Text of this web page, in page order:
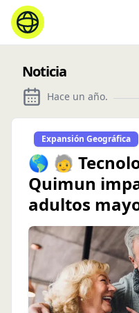
Noticia
Hace un año.
Expansión Geográfica
🌎 🧓
Quimun
adultos